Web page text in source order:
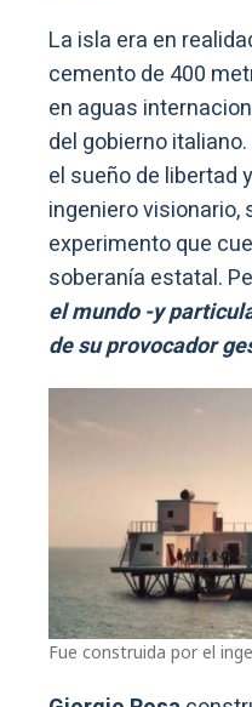
La isla era en
cemento de 400
en aguas
del gobierno
el sueño de libertad
ingeniero
experimento que
soberanía estatal.
el mundo -y
de su provocador
Fue construida por el